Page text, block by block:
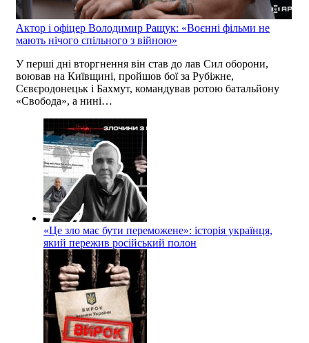
Актор і офіцер Володимир Ращук: «Воєнні фільми не
мають нічого спільного з війною»
У перші дні вторгнення він став до лав Сил оборони,
воював на Київщині, пройшов бої за Рубіжне,
Сєвєродонецьк і Бахмут, командував ротою батальйону
«Свобода», а нині…
«Це зло має бути переможене»: історія українця,
який пережив російський полон